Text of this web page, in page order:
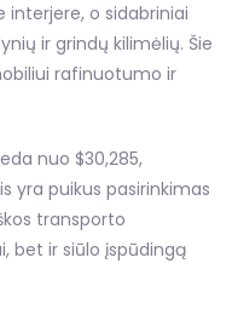
interjere, o sidabriniai
ir grindų kilimėlių. Šie
rafinuotumo ir
nuo $30,285,
yra puikus pasirinkimas
transporto
bet ir siūlo įspūdingą